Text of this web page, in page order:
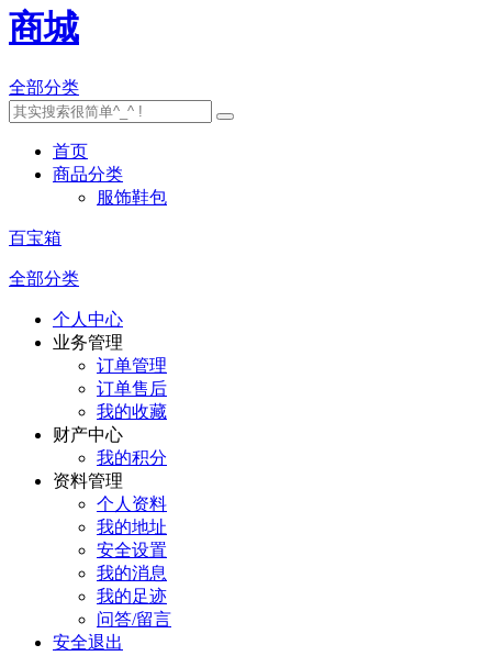
全部分类
首页
商品分类
服饰鞋包
百宝箱
全部分类
个人中心
业务管理
订单管理
订单售后
我的收藏
财产中心
我的积分
资料管理
个人资料
我的地址
安全设置
我的消息
我的足迹
问答/留言
安全退出